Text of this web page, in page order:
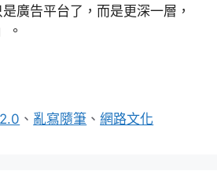
廣告平台了，而是更深一層，
。
、 亂寫隨筆 、網路文化